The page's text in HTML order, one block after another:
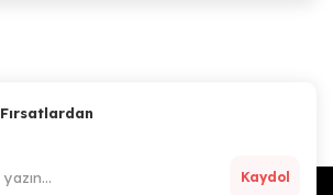
Fırsatlardan
Kaydol